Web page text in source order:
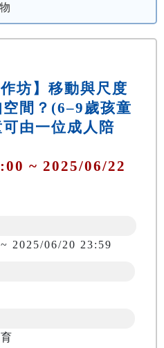
坊】移動與尺度
間？(6–9歲孩童
由一位成人陪
~ 2025/06/22
2025/06/20 23:59